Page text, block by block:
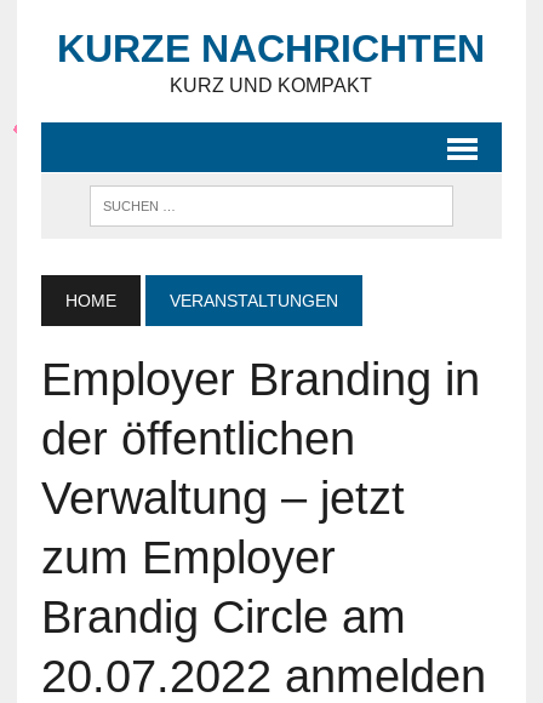
KURZE NACHRICHTEN
KURZ UND KOMPAKT
HOME VERANSTALTUNGEN
Employer Branding in
der öffentlichen
Verwaltung – jetzt
zum Employer
Brandig Circle am
20.07.2022 anmelden